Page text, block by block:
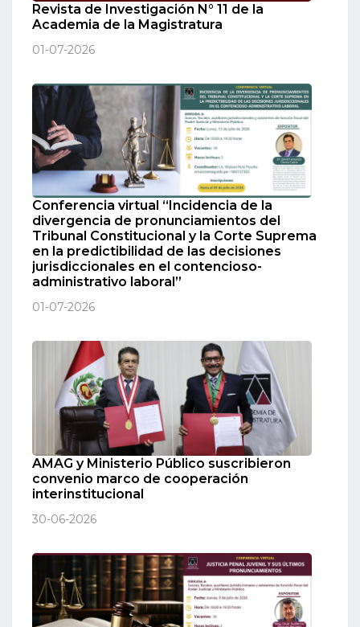
Revista de Investigación N° 11 de la
Academia de la Magistratura
01-07-2026
Conferencia virtual “Incidencia de la
divergencia de pronunciamientos del
Tribunal Constitucional y la Corte Suprema
en la predictibilidad de las decisiones
jurisdiccionales en el contencioso-
administrativo laboral”
01-07-2026
AMAG y Ministerio Público suscribieron
convenio marco de cooperación
interinstitucional
30-06-2026